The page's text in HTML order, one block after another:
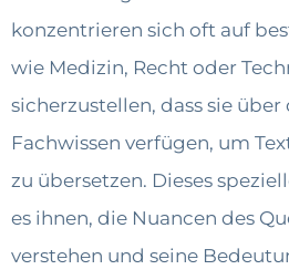
konzentrieren sich oft auf
wie Medizin, Recht oder
sicherzustellen, dass sie
Fachwissen verfügen, um
zu übersetzen. Dieses
es ihnen, die Nuancen des
verstehen und seine